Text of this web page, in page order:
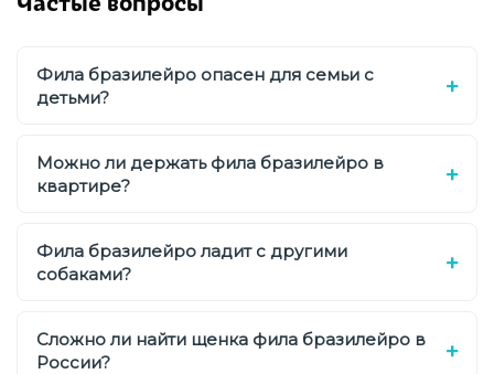
Фила бразилейро опасен для семьи с
детьми?
Можно ли держать фила бразилейро в
квартире?
Фила бразилейро ладит с другими
собаками?
Сложно ли найти щенка фила бразилейро в
России?